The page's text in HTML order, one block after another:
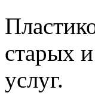
старых
услуг.